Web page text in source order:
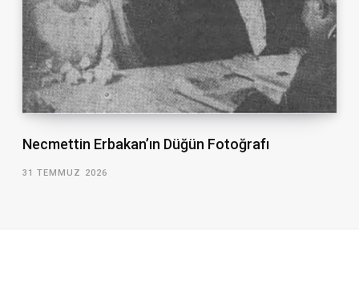
Necmettin Erbakan’ın Düğün Fotoğrafı
31 TEMMUZ 2026